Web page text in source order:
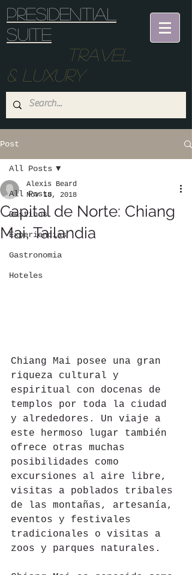
Presidential
suite
Travel
& Luxury
Post
All Posts
Destinos
Experiencias
Gastronomia
Hoteles
All Posts
Capital de Norte: Chiang
Mai, Tailandia
Alexis Beard
Nov 18, 2018
Chiang Mai posee una gran
riqueza cultural y
espiritual con docenas de
templos por toda la ciudad
y alrededores. Un viaje a
este hermoso lugar también
ofrece otras muchas
posibilidades como
excursiones al aire libre,
visitas a poblados tribales
de las montañas, artesanía,
eventos y festivales
tradicionales o visitas a
zoos y parques naturales.